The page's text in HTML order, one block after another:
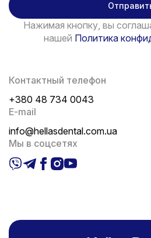
Нажимая кнопку, вы
нашей Политика
Контактный телефон
+380 48 734 0043
E-mail
info@hellasdental.com.ua
Мы в соцсетях